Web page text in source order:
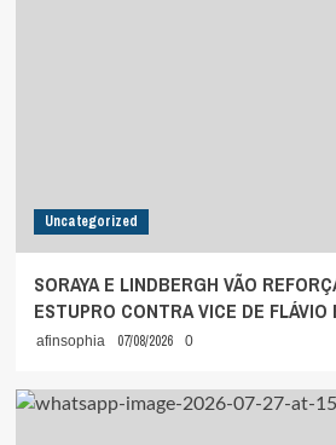
Uncategorized
SORAYA E LINDBERGH VÃO
ESTUPRO CONTRA VICE DE
afinsophia 07/08/2026 0